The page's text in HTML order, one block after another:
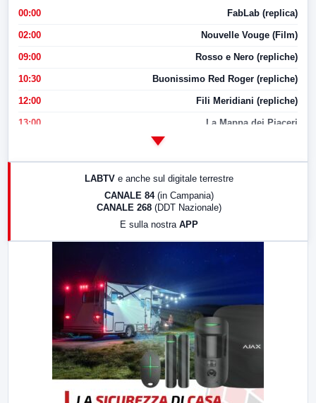
00:00 FabLab (replica)
02:00 Nouvelle Vouge (Film)
09:00 Rosso e Nero (repliche)
10:30 Buonissimo Red Roger (repliche)
12:00 Fili Meridiani (repliche)
13:00 La Mappa dei Piaceri
LABTV e anche sul digitale terrestre
CANALE 84 (in Campania)
CANALE 268 (DDT Nazionale)
E sulla nostra APP